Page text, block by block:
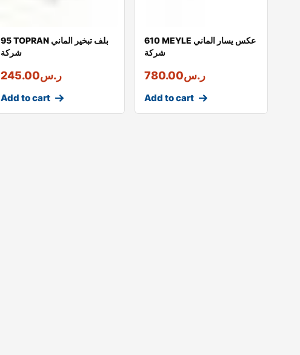
95 TOPRAN بلف تبخير الماني
شركة
ر.س245.00
Add to cart
610 MEYLE عكس يسار الماني
شركة
ر.س780.00
Add to cart